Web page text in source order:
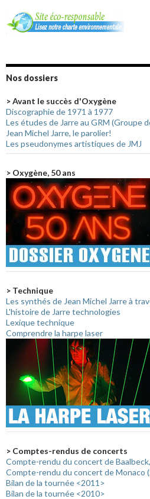
Nos dossiers
> Avant le succès d'Oxygène
Discographie de 1971 à 1977
Les études de Jarre au GRM (Groupe
Jean Michel Jarre, le parolier!
Les pseudonymes artistiques de JMJ
> Oxygène, 50 ans
> Technique
Les synthés de Jean Michel Jarre à
L'histoire de Jarre technologies
Lexique technique
Comprendre la harpe laser
> Comptes-rendus de concerts
Compte-rendu du concert de
Compte-rendu du concert de Monaco
Bilan de la tournée <2011>
Bilan de la tournée <2010>